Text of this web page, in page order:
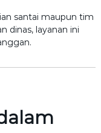
santai maupun tim
dinas, layanan ini